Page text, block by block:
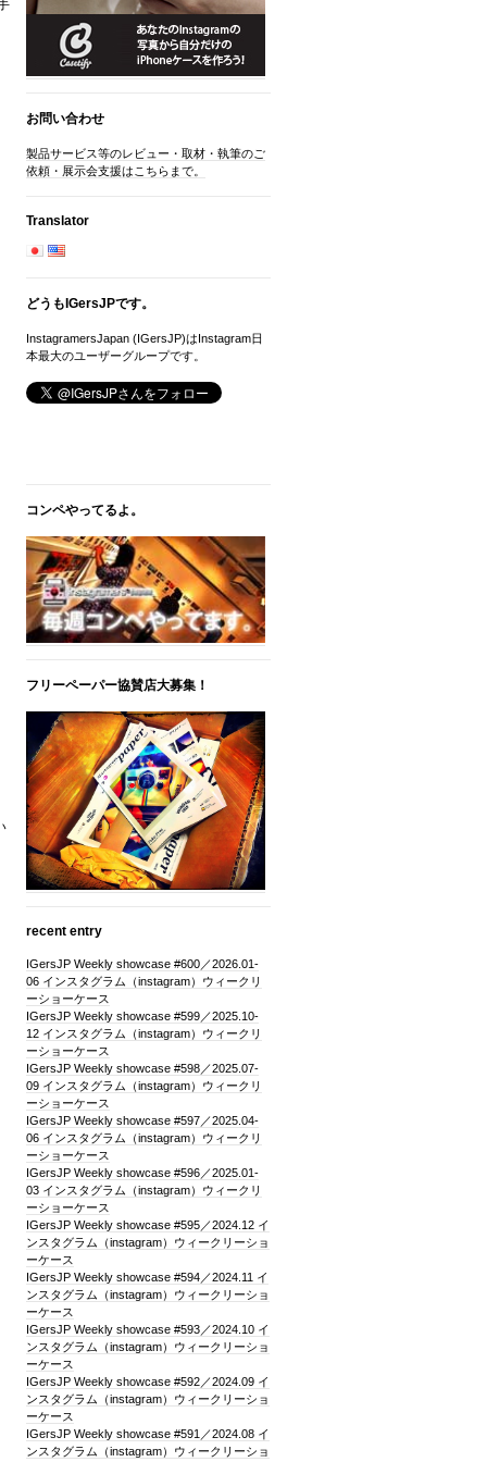
お問い合わせ
製品サービス等のレビュー・取材・執筆のご
依頼・展示会支援はこちらまで。
Translator
どうもIGersJPです。
InstagramersJapan (IGersJP)はInstagram日
本最大のユーザーグループです。
コンペやってるよ。
フリーペーパー協賛店大募集！
recent entry
IGersJP Weekly showcase #600／2026.01-
06 インスタグラム（instagram）ウィークリ
ーショーケース
IGersJP Weekly showcase #599／2025.10-
12 インスタグラム（instagram）ウィークリ
ーショーケース
IGersJP Weekly showcase #598／2025.07-
09 インスタグラム（instagram）ウィークリ
ーショーケース
IGersJP Weekly showcase #597／2025.04-
06 インスタグラム（instagram）ウィークリ
ーショーケース
IGersJP Weekly showcase #596／2025.01-
03 インスタグラム（instagram）ウィークリ
ーショーケース
IGersJP Weekly showcase #595／2024.12 イ
ンスタグラム（instagram）ウィークリーショ
ーケース
IGersJP Weekly showcase #594／2024.11 イ
ンスタグラム（instagram）ウィークリーショ
ーケース
IGersJP Weekly showcase #593／2024.10 イ
ンスタグラム（instagram）ウィークリーショ
ーケース
IGersJP Weekly showcase #592／2024.09 イ
ンスタグラム（instagram）ウィークリーショ
ーケース
IGersJP Weekly showcase #591／2024.08 イ
ンスタグラム（instagram）ウィークリーショ